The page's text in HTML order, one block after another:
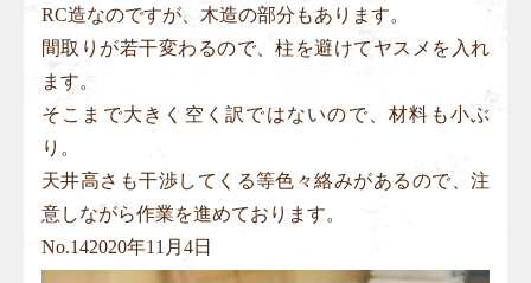
RC造なのですが、木造の部分もあります。
間取りが若干変わるので、柱を避けてヤスメを入れ
ます。
そこまで大きく空く訳ではないので、材料も小ぶ
り。
天井高さも干渉してくる等色々絡みがあるので、注
意しながら作業を進めております。
No.142020年11月4日